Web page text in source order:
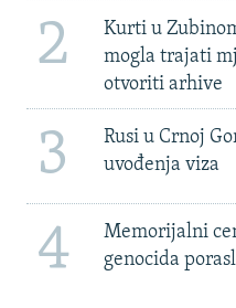
2
Kurti u
mogla trajati
otvoriti arhive
3
Rusi u Crnoj
uvođenja viza
4
Memorijalni
genocida